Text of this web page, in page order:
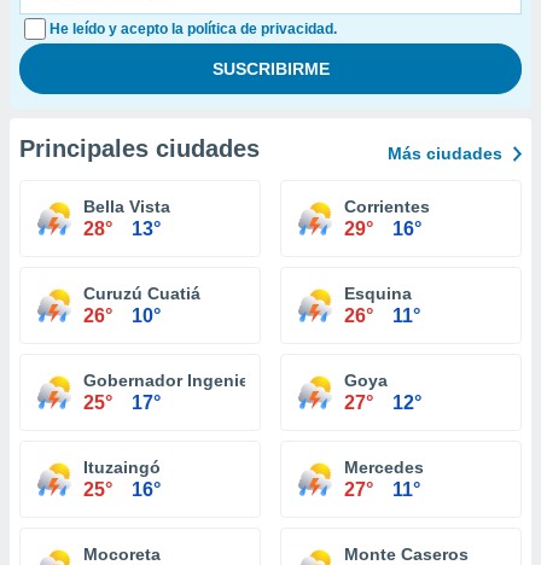
He leído y acepto la política de privacidad.
Principales ciudades Más ciudades
Bella Vista
28° 13°
Corrientes
29° 16°
Curuzú Cuatiá
26° 10°
Esquina
26° 11°
Gobernador Ingeniero Valentin Virasoro
25° 17°
Goya
27° 12°
Ituzaingó
25° 16°
Mercedes
27° 11°
Mocoreta Monte Caseros